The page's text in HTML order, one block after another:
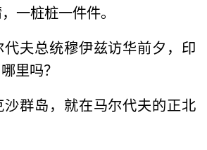
一桩桩一件件。
夫总统穆伊兹访华前夕，印
里吗？
沙群岛，就在马尔代夫的正北